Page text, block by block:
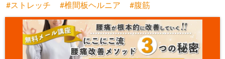
ストレッチ 椎間板ヘルニア 腹筋